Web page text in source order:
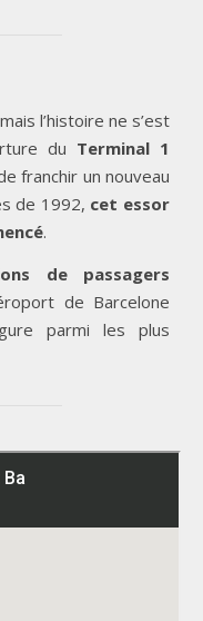
l’histoire ne s’est
du Terminal 1
franchir un nouveau
de 1992, cet essor
.
de passagers
de Barcelone
parmi les plus